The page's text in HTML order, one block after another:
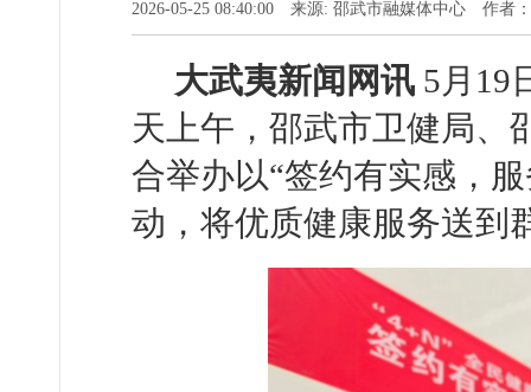
2026-05-25 08:40:00 来源: 邵武市融媒体中心 作者
大武夷新闻网讯 5月19
天上午，邵武市卫健局、
合举办以“签约有实感，
动，将优质健康服务送到